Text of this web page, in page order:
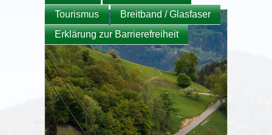
Tourismus
Breitband / Glasfaser
Erklärung zur Barrierefreiheit